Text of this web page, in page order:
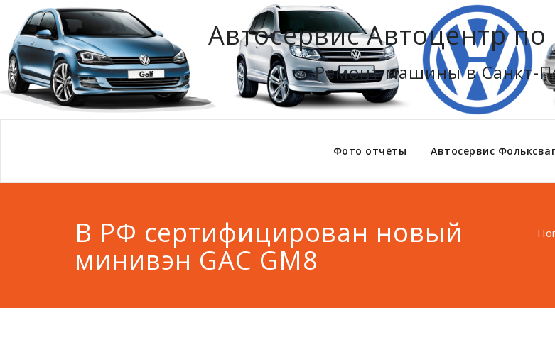
Автосервис Автоцентр
Ремонт машины в Санкт-
Фото отчёты Автосервис
В РФ сертифицирован новый
минивэн GAC GM8